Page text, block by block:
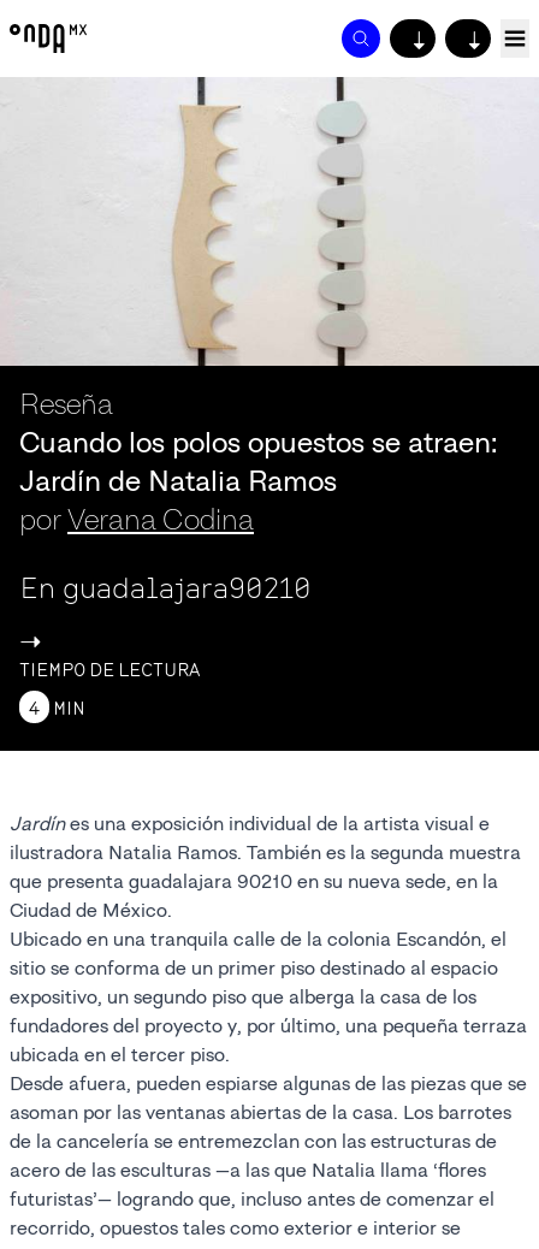
↓ ↓
Reseña
Cuando los polos opuestos se atraen:
Jardín de Natalia Ramos
porVerana Codina
En guadalajara90210
->
TIEMPO DE LECTURA
4
MIN
Jardínes una exposición individual de la artista visual e
ilustradora Natalia Ramos. También es la segunda muestra
que presenta guadalajara 90210 en su nueva sede, en la
Ciudad de México.
Ubicado en una tranquila calle de la colonia Escandón, el
sitio se conforma de un primer piso destinado al espacio
expositivo, un segundo piso que alberga la casa de los
fundadores del proyecto y, por último, una pequeña terraza
ubicada en el tercer piso.
Desde afuera, pueden espiarse algunas de las piezas que se
asoman por las ventanas abiertas de la casa. Los barrotes
de la cancelería se entremezclan con las estructuras de
acero de las esculturas —a las que Natalia llama ‘flores
futuristas’— logrando que, incluso antes de comenzar el
recorrido, opuestos tales como exterior e interior se